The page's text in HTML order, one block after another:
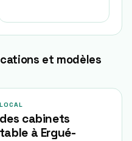
et modèles
cabinets
à Ergué-